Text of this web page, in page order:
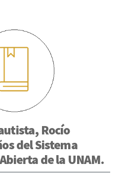
Rocío
del Sistema
de la UNAM.